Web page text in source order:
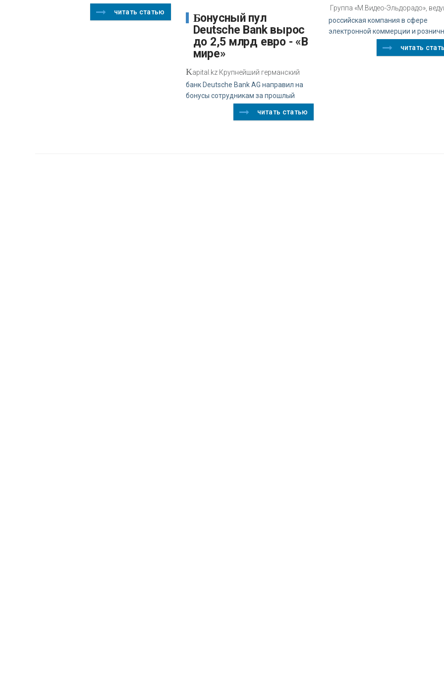
читать статью Бонусный пул
Deutsche Bank вырос
до 2,5 млрд евро - «В
мире»
Kapital.kz Крупнейший германский
банк Deutsche Bank AG направил на
бонусы сотрудникам за прошлый
читать статью
Группа «М.Видео-Эльдорадо»,
российская компания в сфере
электронной коммерции и
читать